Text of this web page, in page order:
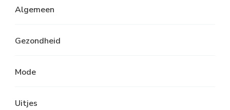
Algemeen
Gezondheid
Mode
Uitjes